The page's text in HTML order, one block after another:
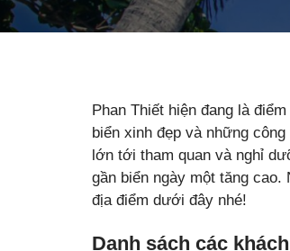
Phan Thiết hiện đang là
biển xinh đẹp và những
lớn tới tham quan và nghỉ
gần biển ngày một tăng
địa điểm dưới đây nhé!
Danh sách các